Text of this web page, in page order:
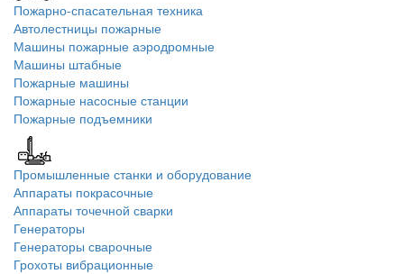
Пожарно-спасательная техника
Автолестницы пожарные
Машины пожарные аэродромные
Машины штабные
Пожарные машины
Пожарные насосные станции
Пожарные подъемники
Промышленные станки и оборудование
Аппараты покрасочные
Аппараты точечной сварки
Генераторы
Генераторы сварочные
Грохоты вибрационные